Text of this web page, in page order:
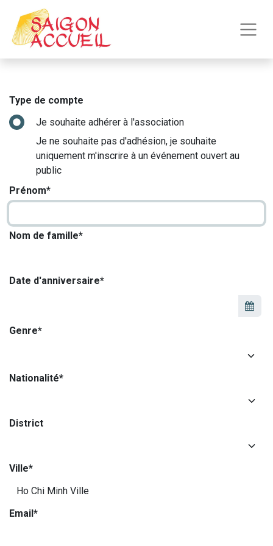
Type de compte
Je souhaite adhérer à l'association
Je ne souhaite pas d'adhésion, je souhaite
uniquement m'inscrire à un événement ouvert au
public
Prénom*
Nom de famille*
Date d'anniversaire*
Genre*
Nationalité*
District
Ville*
Email*